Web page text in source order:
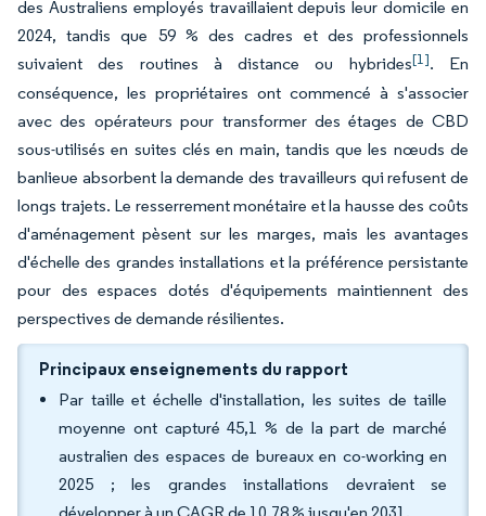
des Australiens employés travaillaient depuis leur domicile en
2024, tandis que 59 % des cadres et des professionnels
suivaient des routines à distance ou hybrides[1]. En
conséquence, les propriétaires ont commencé à s'associer
avec des opérateurs pour transformer des étages de CBD
sous-utilisés en suites clés en main, tandis que les nœuds de
banlieue absorbent la demande des travailleurs qui refusent de
longs trajets. Le resserrement monétaire et la hausse des coûts
d'aménagement pèsent sur les marges, mais les avantages
d'échelle des grandes installations et la préférence persistante
pour des espaces dotés d'équipements maintiennent des
perspectives de demande résilientes.
Principaux enseignements du rapport
Par taille et échelle d'installation, les suites de taille
moyenne ont capturé 45,1 % de la part de marché
australien des espaces de bureaux en co-working en
2025 ; les grandes installations devraient se